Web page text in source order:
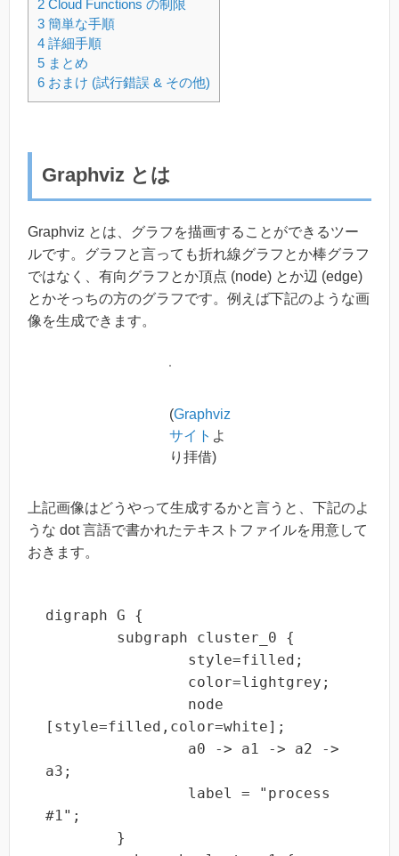
2 Cloud Functions の制限
3 簡単な手順
4 詳細手順
5 まとめ
6 おまけ (試行錯誤 & その他)
Graphviz とは
Graphviz とは、グラフを描画することができるツー
ルです。グラフと言っても折れ線グラフとか棒グラフ
ではなく、有向グラフとか頂点 (node) とか辺 (edge)
とかそっちの方のグラフです。例えば下記のような画
像を生成できます。
(Graphviz
サイト よ
り拝借)
上記画像はどうやって生成するかと言うと、下記のよ
うな dot 言語で書かれたテキストファイルを用意して
おきます。
digraph G {
[style=filled,color=white];
a3;
#1";